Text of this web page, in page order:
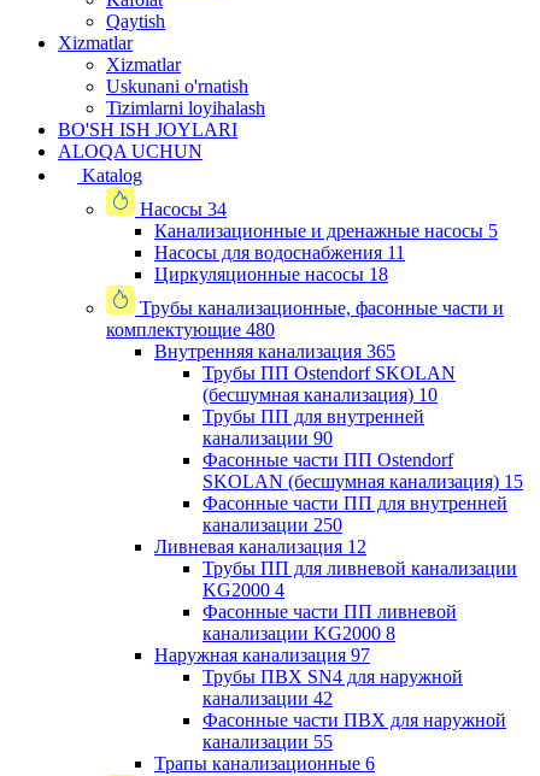
Qaytish
Xizmatlar
Xizmatlar
Uskunani o'rnatish
Tizimlarni loyihalash
BO'SH ISH JOYLARI
ALOQA UCHUN
Katalog
Насосы 34
Канализационные и дренажные насосы 5
Насосы для водоснабжения 11
Циркуляционные насосы 18
Трубы канализационные, фасонные части и
комплектующие 480
Внутренняя канализация 365
Трубы ПП Ostendorf SKOLAN
(бесшумная канализация) 10
Трубы ПП для внутренней
канализации 90
Фасонные части ПП Ostendorf
SKOLAN (бесшумная канализация) 15
Фасонные части ПП для внутренней
канализации 250
Ливневая канализация 12
Трубы ПП для ливневой канализации
KG2000 4
Фасонные части ПП ливневой
канализации KG2000 8
Наружная канализация 97
Трубы ПВХ SN4 для наружной
канализации 42
Фасонные части ПВХ для наружной
канализации 55
Трапы канализационные 6